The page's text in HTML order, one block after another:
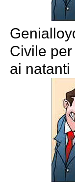
Civile
ai natanti